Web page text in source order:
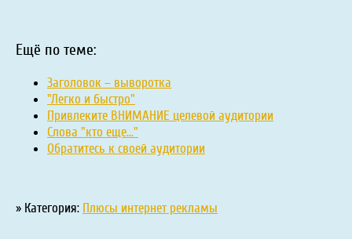
Ещё по теме:
Заголовок – выворотка
"Легко и быстро"
Привлеките ВНИМАНИЕ целевой аудитории
Слова "кто еще..."
Обратитесь к своей аудитории
» Категория: Плюсы интернет рекламы